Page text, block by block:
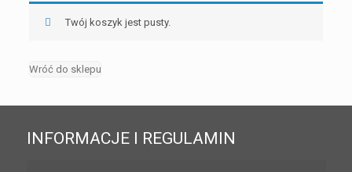
Twój koszyk jest pusty.
Wróć do sklepu
INFORMACJE I REGULAMIN